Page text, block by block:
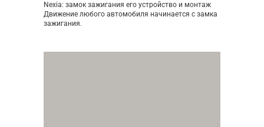
Nexia: замок зажигания его устройство и монтаж
Движение любого автомобиля начинается с замка
зажигания.